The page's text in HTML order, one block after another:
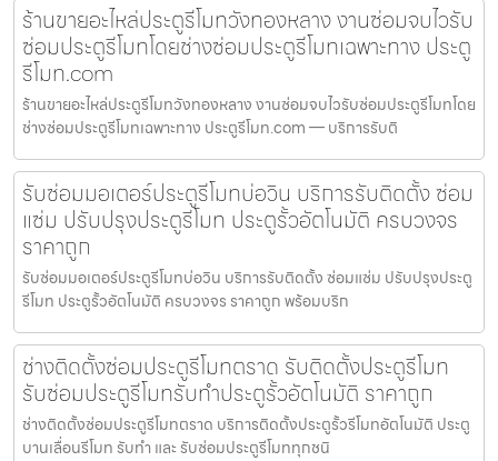
ร้านขายอะไหล่ประตูรีโมทวังทองหลาง งานซ่อมจบไวรับ
ซ่อมประตูรีโมทโดยช่างซ่อมประตูรีโมทเฉพาะทาง ประตู
รีโมท.com
ร้านขายอะไหล่ประตูรีโมทวังทองหลาง งานซ่อมจบไวรับซ่อมประตูรีโมทโดย
ช่างซ่อมประตูรีโมทเฉพาะทาง ประตูรีโมท.com — บริการรับติ
รับซ่อมมอเตอร์ประตูรีโมทบ่อวิน บริการรับติดตั้ง ซ่อม
แซ่ม ปรับปรุงประตูรีโมท ประตูรั้วอัตโนมัติ ครบวงจร
ราคาถูก
รับซ่อมมอเตอร์ประตูรีโมทบ่อวิน บริการรับติดตั้ง ซ่อมแซ่ม ปรับปรุงประตู
รีโมท ประตูรั้วอัตโนมัติ ครบวงจร ราคาถูก พร้อมบริก
ช่างติดตั้งซ่อมประตูรีโมทตราด รับติดตั้งประตูรีโมท
รับซ่อมประตูรีโมทรับทำประตูรั้วอัตโนมัติ ราคาถูก
ช่างติดตั้งซ่อมประตูรีโมทตราด บริการติดตั้งประตูรั้วรีโมทอัตโนมัติ ประตู
บานเลื่อนรีโมท รับทำ และ รับซ่อมประตูรีโมททุกชนิ